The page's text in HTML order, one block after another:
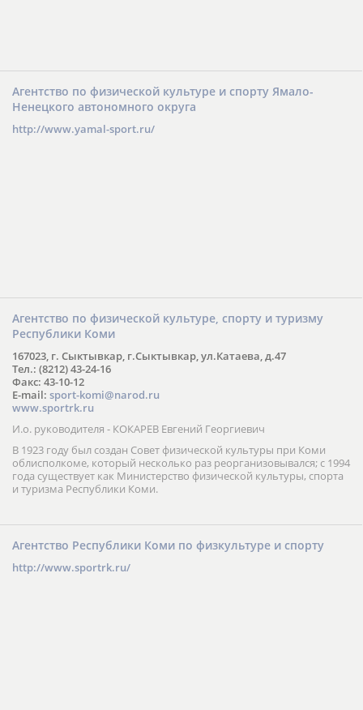
Агентство по физической культуре и спорту Ямало-
Ненецкого автономного округа
http://www.yamal-sport.ru/
Агентство по физической культуре, спорту и туризму
Республики Коми
167023, г. Сыктывкар, г.Сыктывкар, ул.Катаева, д.47
Тел.: (8212) 43-24-16
Факс: 43-10-12
E-mail: sport-komi@narod.ru
www.sportrk.ru
И.о. руководителя - КОКАРЕВ Евгений Георгиевич
В 1923 году был создан Совет физической культуры при Коми
облисполкоме, который несколько раз реорганизовывался; с 1994
года существует как Министерство физической культуры, спорта
и туризма Республики Коми.
Агентство Республики Коми по физкультуре и спорту
http://www.sportrk.ru/